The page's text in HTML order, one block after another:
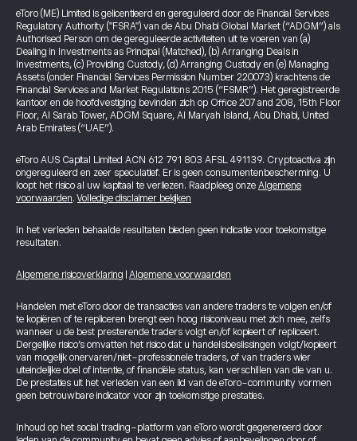
eToro (ME) Limited is gelicentieerd en gereguleerd door de Financial Services
Regulatory Authority ("FSRA") van de Abu Dhabi Global Market (“ADGM”) als
Authorised Person om de gereguleerde activiteiten uit te voeren van (a)
Dealing in Investments as Principal (Matched), (b) Arranging Deals in
Investments, (c) Providing Custody, (d) Arranging Custody en (e) Managing
Assets (onder Financial Services Permission Number 220073) krachtens de
Financial Services and Market Regulations 2015 (“FSMR”). Het geregistreerde
kantoor en de hoofdvestiging bevinden zich op Office 207 and 208, 15th Floor
Floor, Al Sarab Tower, ADGM Square, Al Maryah Island, Abu Dhabi, United
Arab Emirates (“UAE”).
eToro AUS Capital Limited ACN 612 791 803 AFSL 491139. Cryptoactiva zijn
ongereguleerd en zeer speculatief. Er is geen consumentenbescherming. U
loopt het risico al uw kapitaal te verliezen. Raadpleeg onze Algemene
voorwaarden.Volledige disclaimer bekijken
In het verleden behaalde resultaten bieden geen indicatie voor toekomstige
resultaten.
Algemene risicoverklaring Algemene voorwaarden
Handelen met eToro door de transacties van andere traders te volgen en/of
te kopiëren of te repliceren brengt een hoog risiconiveau met zich mee, zelfs
wanneer u de best presterende traders volgt en/of kopieert of repliceert.
Dergelijke risico’s omvatten het risico dat u handelsbeslissingen volgt/kopieert
van mogelijk onervaren/niet-professionele traders, of van traders wier
uiteindelijke doel of intentie, of financiële status, kan verschillen van die van u.
De prestaties uit het verleden van een lid van de eToro-community vormen
geen betrouwbare indicator voor zijn toekomstige prestaties.
Inhoud op het social trading-platform van eToro wordt gegenereerd door